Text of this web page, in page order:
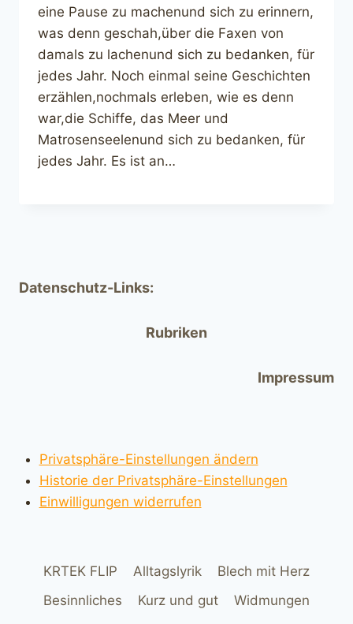
eine Pause zu machenund sich zu erinnern,
was denn geschah,über die Faxen von
damals zu lachenund sich zu bedanken, für
jedes Jahr. Noch einmal seine Geschichten
erzählen,nochmals erleben, wie es denn
war,die Schiffe, das Meer und
Matrosenseelenund sich zu bedanken, für
jedes Jahr. Es ist an…
Datenschutz-Links:
Rubriken
Impressum
Privatsphäre-Einstellungen ändern
Historie der Privatsphäre-Einstellungen
Einwilligungen widerrufen
KRTEK FLIP Alltagslyrik
Blech mit Herz
Besinnliches
Kurz und gut Widmungen